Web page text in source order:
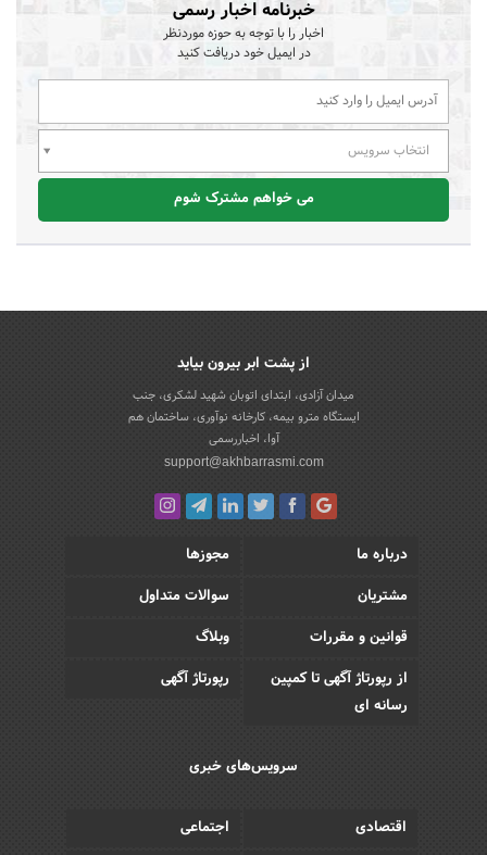
خبرنامه اخبار رسمی
اخبار را با توجه به حوزه موردنظر
در ایمیل خود دریافت کنید
انتخاب سرویس
می خواهم مشترک شوم
از پشت ابر بیرون بیاید
میدان آزادی، ابتدای اتوبان شهید لشکری، جنب
ایستگاه مترو بیمه، کارخانه نوآوری، ساختمان هم
آوا، اخباررسمی
support@akhbarrasmi.com
درباره ما
مجوزها
مشتریان
سوالات متداول
قوانین و مقررات
وبلاگ
از رپورتاژ آگهی تا کمپین
رسانه ای
رپورتاژ آگهی
سرویس‌های خبری
اقتصادی اجتماعی